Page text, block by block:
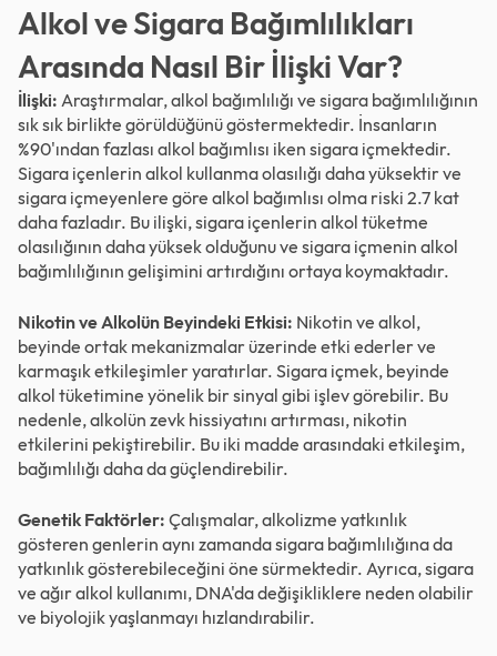
Alkol ve Sigara Bağımlılıkları
Arasında Nasıl Bir İlişki Var?
İlişki: Araştırmalar, alkol bağımlılığı ve sigara bağımlılığının
sık sık birlikte görüldüğünü göstermektedir. İnsanların
%90'ından fazlası alkol bağımlısı iken sigara içmektedir.
Sigara içenlerin alkol kullanma olasılığı daha yüksektir ve
sigara içmeyenlere göre alkol bağımlısı olma riski 2.7 kat
daha fazladır. Bu ilişki, sigara içenlerin alkol tüketme
olasılığının daha yüksek olduğunu ve sigara içmenin alkol
bağımlılığının gelişimini artırdığını ortaya koymaktadır.
Nikotin ve Alkolün Beyindeki Etkisi: Nikotin ve alkol,
beyinde ortak mekanizmalar üzerinde etki ederler ve
karmaşık etkileşimler yaratırlar. Sigara içmek, beyinde
alkol tüketimine yönelik bir sinyal gibi işlev görebilir. Bu
nedenle, alkolün zevk hissiyatını artırması, nikotin
etkilerini pekiştirebilir. Bu iki madde arasındaki etkileşim,
bağımlılığı daha da güçlendirebilir.
Genetik Faktörler: Çalışmalar, alkolizme yatkınlık
gösteren genlerin aynı zamanda sigara bağımlılığına da
yatkınlık gösterebileceğini öne sürmektedir. Ayrıca, sigara
ve ağır alkol kullanımı, DNA'da değişikliklere neden olabilir
ve biyolojik yaşlanmayı hızlandırabilir.